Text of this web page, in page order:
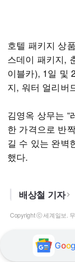
호텔 패키지 상
스데이 패키지,
이블카), 1일 및
지, 워터 얼리버
김영옥 상무는 “
한 가격으로 반
길 수 있는 완벽
했다.
배상철 기자
Copyright ⓒ 세계일보.
Goog